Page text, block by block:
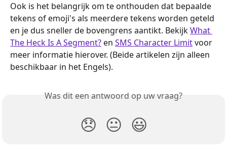
Ook is het belangrijk om te onthouden dat bepaalde
tekens of emoji's als meerdere tekens worden geteld
en je dus sneller de bovengrens aantikt. Bekijk What
The Heck Is A Segment? en SMS Character Limit voor
meer informatie hierover. (Beide artikelen zijn alleen
beschikbaar in het Engels).
Was dit een antwoord op uw vraag?
😞 😐 😃